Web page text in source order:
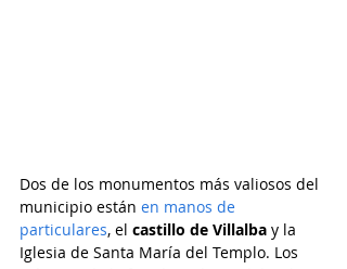
Dos de los monumentos más valiosos del
municipio están en manos de
particulares, el castillo de Villalba y la
Iglesia de Santa María del Templo. Los